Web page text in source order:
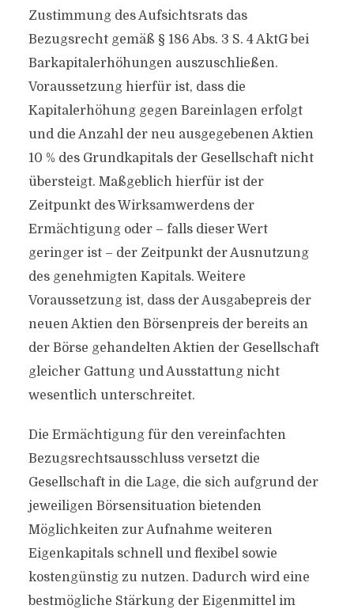
Zustimmung des Aufsichtsrats das
Bezugsrecht gemäß § 186 Abs. 3 S. 4 AktG bei
Barkapitalerhöhungen auszuschließen.
Voraussetzung hierfür ist, dass die
Kapitalerhöhung gegen Bareinlagen erfolgt
und die Anzahl der neu ausgegebenen Aktien
10 % des Grundkapitals der Gesellschaft nicht
übersteigt. Maßgeblich hierfür ist der
Zeitpunkt des Wirksamwerdens der
Ermächtigung oder – falls dieser Wert
geringer ist – der Zeitpunkt der Ausnutzung
des genehmigten Kapitals. Weitere
Voraussetzung ist, dass der Ausgabepreis der
neuen Aktien den Börsenpreis der bereits an
der Börse gehandelten Aktien der Gesellschaft
gleicher Gattung und Ausstattung nicht
wesentlich unterschreitet.
Die Ermächtigung für den vereinfachten
Bezugsrechtsausschluss versetzt die
Gesellschaft in die Lage, die sich aufgrund der
jeweiligen Börsensituation bietenden
Möglichkeiten zur Aufnahme weiteren
Eigenkapitals schnell und flexibel sowie
kostengünstig zu nutzen. Dadurch wird eine
bestmögliche Stärkung der Eigenmittel im